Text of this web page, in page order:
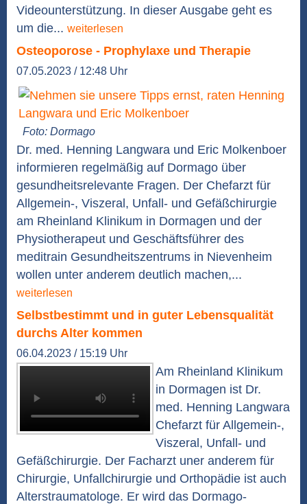
Videounterstützung. In dieser Ausgabe geht es
um die... weiterlesen
Osteoporose - Prophylaxe und Therapie
07.05.2023 / 12:48 Uhr
Foto: Dormago
Dr. med. Henning Langwara und Eric Molkenboer
informieren regelmäßig auf Dormago über
gesundheitsrelevante Fragen. Der Chefarzt für
Allgemein-, Viszeral, Unfall- und Gefäßchirurgie
am Rheinland Klinikum in Dormagen und der
Physiotherapeut und Geschäftsführer des
meditrain Gesundheitszentrums in Nievenheim
wollen unter anderem deutlich machen,...
weiterlesen
Selbstbestimmt und in guter Lebensqualität
durchs Alter kommen
06.04.2023 / 15:19 Uhr
Am Rheinland Klinikum
in Dormagen ist Dr.
med. Henning Langwara
Chefarzt für Allgemein-,
Viszeral, Unfall- und
Gefäßchirurgie. Der Facharzt uner anderem für
Chirurgie, Unfallchirurgie und Orthopädie ist auch
Alterstraumatologe. Er wird das Dormago-